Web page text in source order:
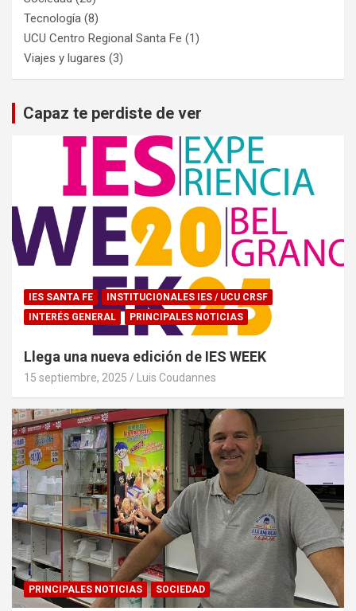
Tecnología (8)
UCU Centro Regional Santa Fe (1)
Viajes y lugares (3)
Capaz te perdiste de ver
IES SANTA FE
INSTITUCIONALES IES / UCU CRSF
INTERÉS GENERAL
PRINCIPALES NOTICIAS
Llega una nueva edición de IES WEEK
15 septiembre, 2025 Luis Coudannes
PRINCIPALES NOTICIAS SOCIEDAD